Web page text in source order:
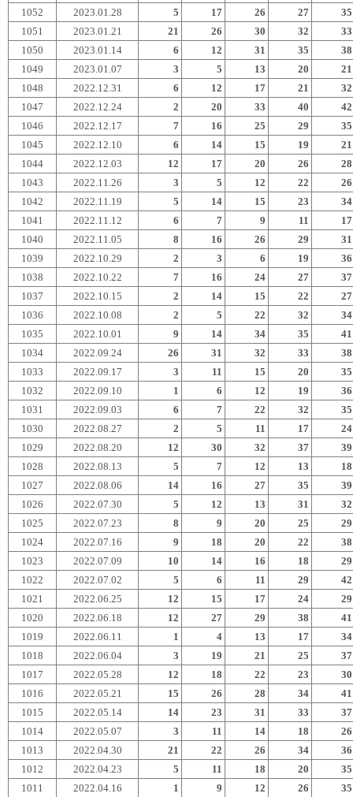
1052
2023.01.28 5 17 26 27
35
1051
2023.01.21 21 26 30 32
33
1050
2023.01.14 6 12 31 35
38
1049
2023.01.07 3 5 13 20
21
1048
2022.12.31 6 12 17 21
32
1047
2022.12.24 2 20 33 40
42
1046
2022.12.17 7 16 25 29
35
1045
2022.12.10 6 14 15 19
21
1044
2022.12.03 12 17 20 26
28
1043
2022.11.26 3 5 12 22
26
1042
2022.11.19 5 14 15 23
34
1041
2022.11.12 6 7 9 11
17
1040
2022.11.05 8 16 26 29
31
1039
2022.10.29 2 3 6 19
36
1038
2022.10.22 7 16 24 27
37
1037
2022.10.15 2 14 15 22
27
1036
2022.10.08 2 5 22 32
34
1035
2022.10.01 9 14 34 35
41
1034
2022.09.24 26 31 32 33
38
1033
2022.09.17 3 11 15 20
35
1032
2022.09.10 1 6 12 19
36
1031
2022.09.03 6 7 22 32
35
1030
2022.08.27 2 5 11 17
24
1029
2022.08.20 12 30 32 37
39
1028
2022.08.13 5 7 12 13
18
1027
2022.08.06 14 16 27 35
39
1026
2022.07.30 5 12 13 31
32
1025
2022.07.23 8 9 20 25
29
1024
2022.07.16 9 18 20 22
38
1023
2022.07.09 10 14 16 18
29
1022
2022.07.02 5 6 11 29
42
1021
2022.06.25 12 15 17 24
29
1020
2022.06.18 12 27 29 38
41
1019
2022.06.11 1 4 13 17
34
1018
2022.06.04 3 19 21 25
37
1017
2022.05.28 12 18 22 23
30
1016
2022.05.21 15 26 28 34
41
1015
2022.05.14 14 23 31 33
37
1014
2022.05.07 3 11 14 18
26
1013
2022.04.30 21 22 26 34
36
1012
2022.04.23 5 11 18 20
35
1011
2022.04.16 1 9 12 26 35